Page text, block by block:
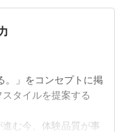
。」をコンセプトに掲
タイルを提案する
む今、体験品質が事